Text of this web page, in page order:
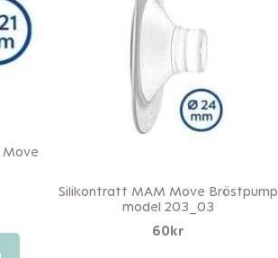
Silikontratt MAM Move Bröstpump
model 203_03
60kr